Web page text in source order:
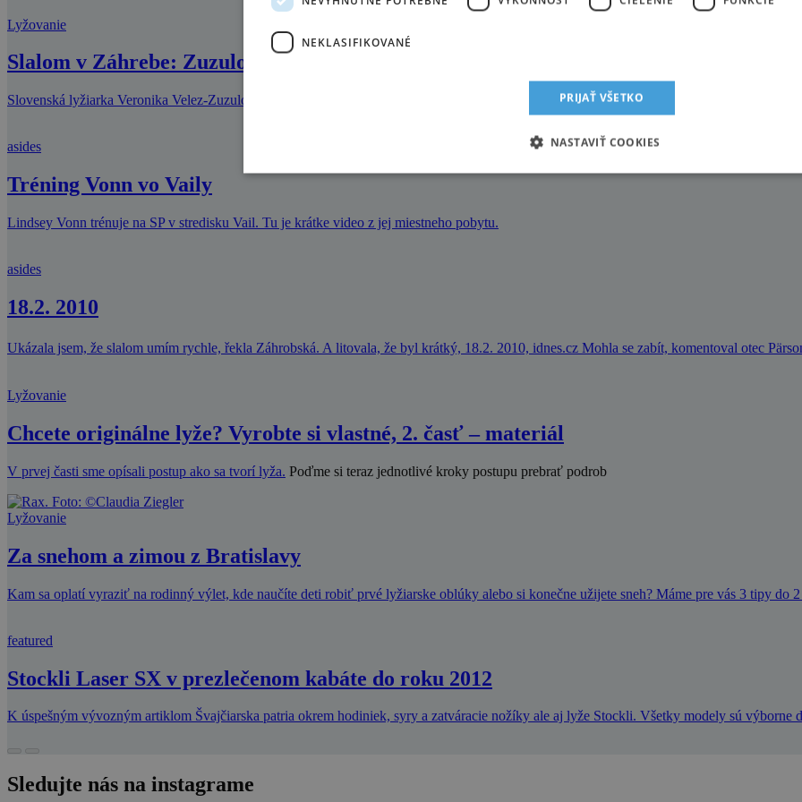
Lyžovanie
Slalom v Záhrebe: Zuzulová vyhrala, Vlhová skončila druhá
Slovenská lyžiarka Veronika Velez-Zuzulová triumfovala v utorkovom slalome Svetového pohára v chorvátskom Záhrebe a slávila tak prvé
asides
Tréning Vonn vo Vaily
Lindsey Vonn trénuje na SP v stredisku Vail. Tu je krátke video z jej miestneho pobytu.
asides
18.2. 2010
Ukázala jsem, že slalom umím rychle, řekla Záhrobská. A litovala, že byl krátký, 18.2. 2010, idnes.cz Mohla se zabít, komentoval otec
Lyžovanie
Chcete originálne lyže? Vyrobte si vlastné, 2. časť – materiál
V prvej časti sme opísali postup ako sa tvorí lyža. Poďme si teraz jednotlivé kroky postupu prebrať podrob
Lyžovanie
Za snehom a zimou z Bratislavy
Kam sa oplatí vyraziť na rodinný výlet, kde naučíte deti robiť prvé lyžiarske oblúky alebo si konečne užijete sneh? Máme pre vás 3 tipy do
featured
Stockli Laser SX v prezlečenom kabáte do roku 2012
K úspešným vývozným artiklom Švajčiarska patria okrem hodiniek, syry a zatváracie nožíky ale aj lyže Stockli. Všetky modely sú výborne
Sledujte nás na instagrame
NEKLASIFIKOVANÉ
PRIJAŤ VŠETKO
NASTAVIŤ COOKIES